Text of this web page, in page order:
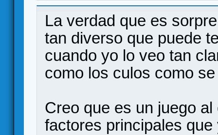
La verdad que es
tan diverso que puede
cuando yo lo veo tan
como los culos como
Creo que es un juego
factores principales